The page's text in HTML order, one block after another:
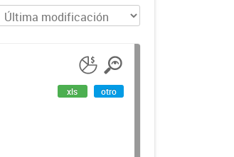
xls otro